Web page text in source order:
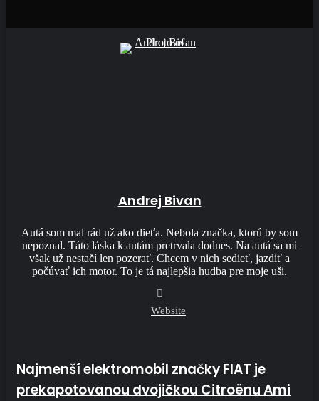
Andrej Bivan
Autá som mal rád už ako dieťa. Nebola značka, ktorú by som
nepoznal. Táto láska k autám pretrvala dodnes. Na autá sa mi
však už nestačí len pozerať. Chcem v nich sedieť, jazdiť a
počúvať ich motor. To je tá najlepšia hudba pre moje uši.
Website
Najmenší elektromobil značky FIAT je prekapotovanou
dvojičkou Citroënu Ami
Najmenší elektromobil značky FIAT je
prekapotovanou dvojičkou Citroënu Ami